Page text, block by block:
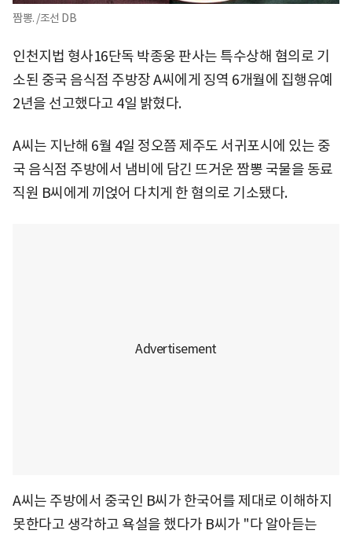
짬뽕. /조선 DB
인천지법 형사16단독 박종웅 판사는 특수상해 혐의로 기
소된 중국 음식점 주방장 A씨에게 징역 6개월에 집행유예
2년을 선고했다고 4일 밝혔다.
A씨는 지난해 6월 4일 정오쯤 제주도 서귀포시에 있는 중
국 음식점 주방에서 냄비에 담긴 뜨거운 짬뽕 국물을 동료
직원 B씨에게 끼얹어 다치게 한 혐의로 기소됐다.
A씨는 주방에서 중국인 B씨가 한국어를 제대로 이해하지
못한다고 생각하고 욕설을 했다가 B씨가 "다 알아듣는